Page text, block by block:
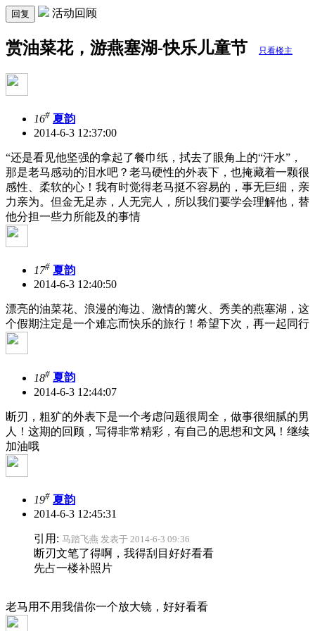
回复 活动回顾
赏油菜花，游燕塞湖-快乐儿童节 只看楼主
16# 夏韵
2014-6-3 12:37:00
“还是看见他坚强的拿起了餐巾纸，拭去了眼角上的“汗水”，
那是老马感动的泪水吧？老马硬性的外表下，也掩藏着一颗很
感性、柔软的心！我有时觉得老马挺不容易的，事无巨细，亲
力亲为。但金无足赤，人无完人，所以我们要学会理解他，替
他分担一些力所能及的事情
17# 夏韵
2014-6-3 12:40:50
漂亮的油菜花、浪漫的海边、激情的篝火、秀美的燕塞湖，这
个假期注定是一个难忘而快乐的旅行！希望下次，再一起同行
18# 夏韵
2014-6-3 12:44:07
断刃，粗犷的外表下是一个考虑问题很周全，做事很细腻的男
人！这期的回顾，写得非常精彩，有自己的思想和文风！继续
加油哦
19# 夏韵
2014-6-3 12:45:31
引用: 马踏飞燕 发表于 2014-6-3 09:36
断刃文笔了得啊，我得刮目好好看看
先占一楼补照片
老马用不用我借你一个放大镜，好好看看